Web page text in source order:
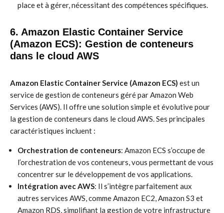
place et à gérer, nécessitant des compétences spécifiques.
6. Amazon Elastic Container Service
(Amazon ECS): Gestion de conteneurs
dans le cloud AWS
Amazon Elastic Container Service (Amazon ECS) est un
service de gestion de conteneurs géré par Amazon Web
Services (AWS). Il offre une solution simple et évolutive pour
la gestion de conteneurs dans le cloud AWS. Ses principales
caractéristiques incluent :
Orchestration de conteneurs: Amazon ECS s’occupe de
l’orchestration de vos conteneurs, vous permettant de vous
concentrer sur le développement de vos applications.
Intégration avec AWS: Il s’intègre parfaitement aux
autres services AWS, comme Amazon EC2, Amazon S3 et
Amazon RDS, simplifiant la gestion de votre infrastructure